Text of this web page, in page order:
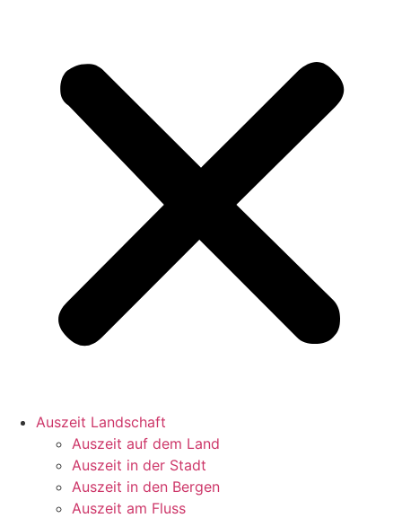
Auszeit Landschaft
Auszeit auf dem Land
Auszeit in der Stadt
Auszeit in den Bergen
Auszeit am Fluss